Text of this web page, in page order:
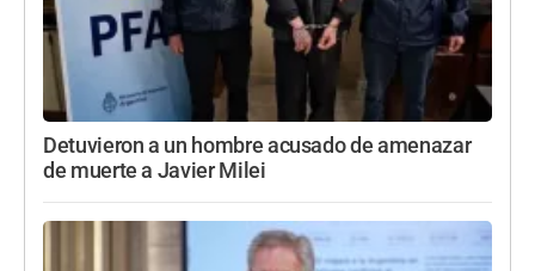
Detuvieron a un hombre acusado de amenazar
de muerte a Javier Milei